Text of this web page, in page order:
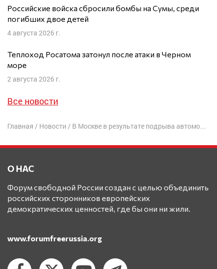
Российские войска сбросили бомбы на Сумы, среди
погибших двое детей
4 августа 2026 г.
Теплоход Росатома затонул после атаки в Черном
море
2 августа 2026 г.
Все новости
Главная / Новости / В Москве в результате подрыва автомобиля погиб генерал Генштаба
О НАС
Форум свободной России создан с целью объединить
российских сторонников европейских
демократических ценностей, где бы они ни жили.
www.forumfreerussia.org